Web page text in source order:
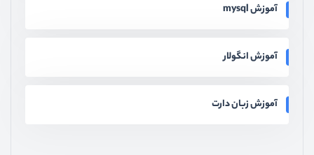
آموزش mysql
آموزش انگولار
آموزش زبان دارت